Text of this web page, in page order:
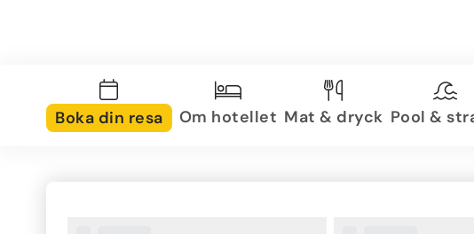
Boka din resa Om hotellet Mat & dryck Pool &